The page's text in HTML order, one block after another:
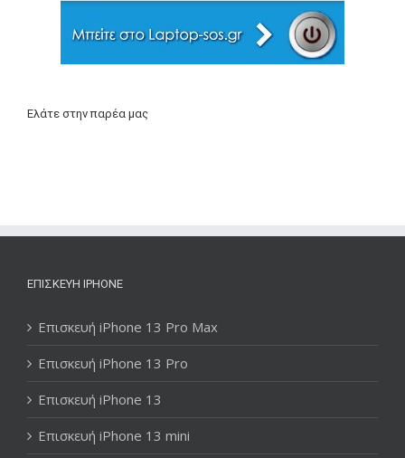
Ελάτε στην παρέα μας
ΕΠΙΣΚΕΥΉ IPHONE
Επισκευή iPhone 13 Pro Max
Επισκευή iPhone 13 Pro
Επισκευή iPhone 13
Επισκευή iPhone 13 mini